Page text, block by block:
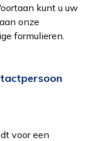
kunt u uw
onze
formulieren.
voor een